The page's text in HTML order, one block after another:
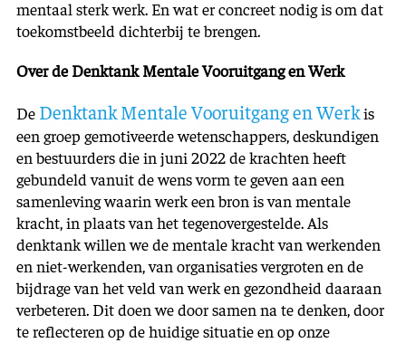
mentaal sterk werk. En wat er concreet nodig is om dat
toekomstbeeld dichterbij te brengen.
Over de Denktank Mentale Vooruitgang en Werk
De Denktank Mentale Vooruitgang en Werkis
een groep gemotiveerde wetenschappers, deskundigen
en bestuurders die in juni 2022 de krachten heeft
gebundeld vanuit de wens vorm te geven aan een
samenleving waarin werk een bron is van mentale
kracht, in plaats van het tegenovergestelde. Als
denktank willen we de mentale kracht van werkenden
en niet-werkenden, van organisaties vergroten en de
bijdrage van het veld van werk en gezondheid daaraan
verbeteren. Dit doen we door samen na te denken, door
te reflecteren op de huidige situatie en op onze